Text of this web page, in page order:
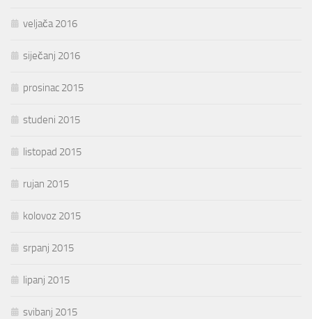
veljača 2016
siječanj 2016
prosinac 2015
studeni 2015
listopad 2015
rujan 2015
kolovoz 2015
srpanj 2015
lipanj 2015
svibanj 2015